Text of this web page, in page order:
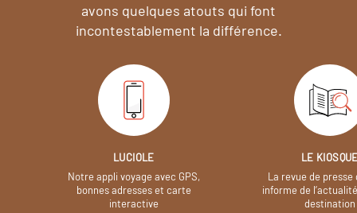
avons quelques atouts qui font
incontestablement la différence.
LUCIOLE
Notre appli voyage avec GPS,
bonnes adresses et carte
interactive
LE
La revue de presse
informe de
destination